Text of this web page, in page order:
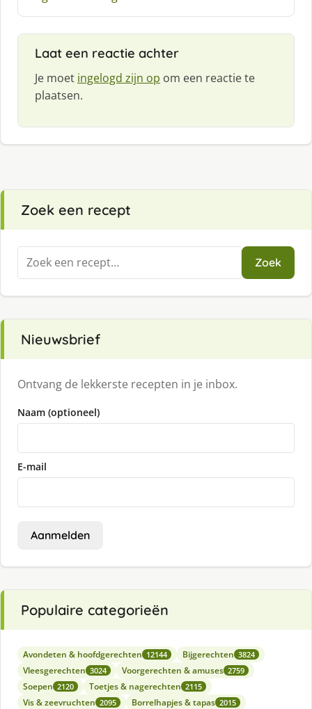
Laat een reactie achter
Je moet ingelogd zijn op om een reactie te
plaatsen.
Zoek een recept
Zoeken
naar:
Zoek
Nieuwsbrief
Ontvang de lekkerste recepten in je inbox.
Naam (optioneel)
E-mail
Aanmelden
Populaire categorieën
Avondeten & hoofdgerechten 12144 Bijgerechten 3824
Vleesgerechten 3024 Voorgerechten & amuses 2759
Soepen 2120 Toetjes & nagerechten 2115
Vis & zeevruchten 2095 Borrelhapjes & tapas 2015